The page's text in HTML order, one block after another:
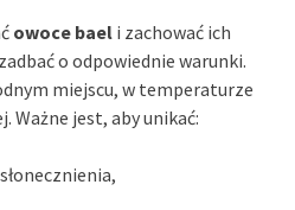
owoce bael i zachować ich
o odpowiednie warunki.
miejscu, w temperaturze
Ważne jest, aby unikać: